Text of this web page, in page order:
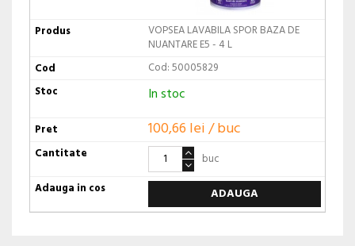
VOPSEA LAVABILA SPOR BAZA DE
NUANTARE E5 - 4 L
Cod: 50005829
In stoc
100,66 lei / buc
buc
ADAUGA